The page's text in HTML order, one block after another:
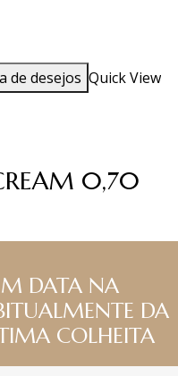
de desejos Quick View
0,70
DATA NA
DA
COLHEITA